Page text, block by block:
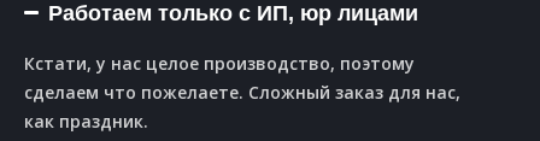
Работаем только с ИП, юр лицами
Кстати, у нас целое производство, поэтому
сделаем что пожелаете. Сложный заказ для нас,
как праздник.